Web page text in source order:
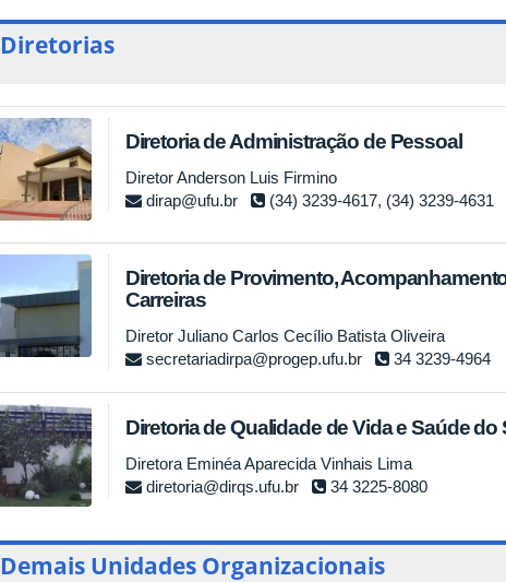
Diretorias
Diretoria de Administração de Pessoal
Diretor Anderson Luis Firmino
dirap@ufu.br
(34) 3239-4617, (34) 3239-4631
Diretoria de Provimento,
Carreiras
Diretor Juliano Carlos Cecílio Batista Oliveira
secretariadirpa@progep.ufu.br
34 3239-4964
Diretoria de Qualidade de Vida e Saúde do
Diretora Eminéa Aparecida Vinhais Lima
diretoria@dirqs.ufu.br
34 3225-8080
Demais Unidades Organizacionais